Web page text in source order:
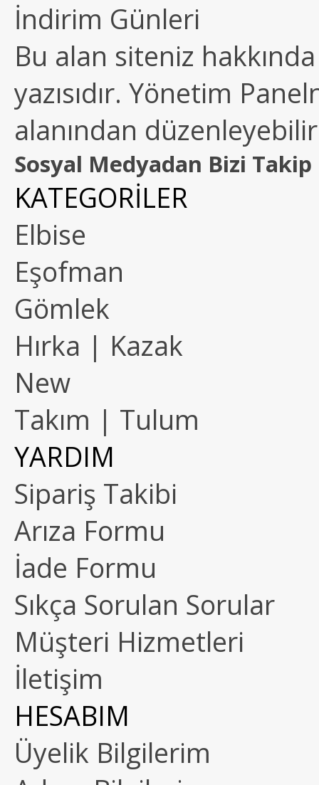
İndirim Günleri
Bu alan siteniz
yazısıdır. Yönetim
alanından
Sosyal Medyadan Bizi Takip
KATEGORİLER
Elbise
Eşofman
Gömlek
Hırka | Kazak
New
Takım | Tulum
YARDIM
Sipariş Takibi
Arıza Formu
İade Formu
Sıkça Sorulan Sorular
Müşteri Hizmetleri
İletişim
HESABIM
Üyelik Bilgilerim